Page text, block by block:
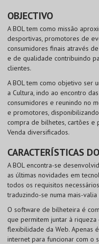
OBJECTIVO
A BOL tem como missão
desportivas, promotores de
consumidores finais através
e de qualidade contribuindo
clientes.
A BOL tem como objetivo ser
a Cultura, indo ao encontro
consumidores e reunindo no
e promotores,
compra de bilhetes, cartões e
Venda diversificados.
CARACTERÍSTICAS
A BOL encontra-se
as últimas novidades em
todos os requisitos
traduzindo-se numa mais-
O software de bilheteira é
que permitem juntar à
flexibilidade da Web. Apenas
internet para funcionar com o